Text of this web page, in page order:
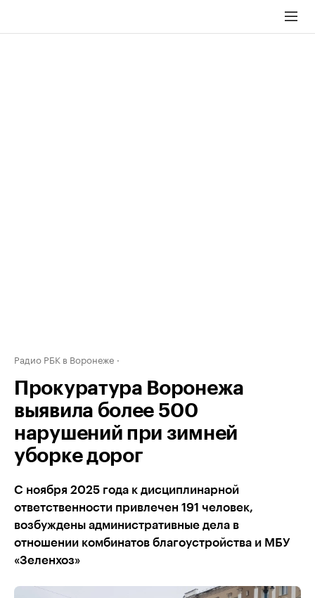
Радио РБК в Воронеже
Прокуратура Воронежа
выявила более 500
нарушений при зимней
уборке дорог
С ноября 2025 года к дисциплинарной
ответственности привлечен 191 человек,
возбуждены административные дела в
отношении комбинатов благоустройства и МБУ
«Зеленхоз»